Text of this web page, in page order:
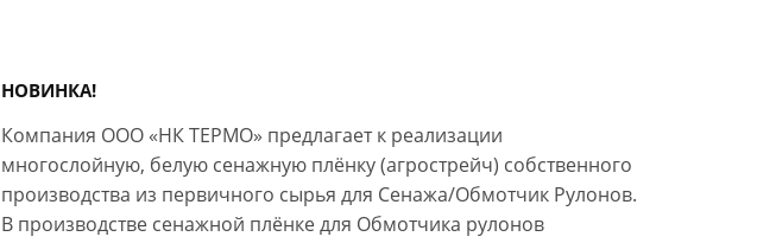
НОВИНКА!
Компания ООО «НК ТЕРМО» предлагает к реализации
многослойную, белую сенажную плёнку (агрострейч) собственного
производства из первичного сырья для Сенажа/Обмотчик Рулонов.
В производстве сенажной плёнке для Обмотчика рулонов